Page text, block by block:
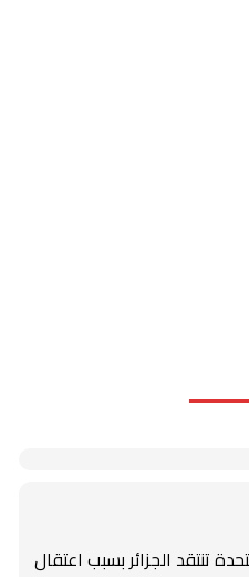
تنتقد الجزائر بسبب اعتقال